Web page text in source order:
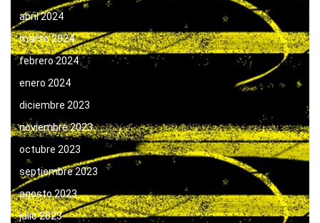
abril 2024
marzo 2024
febrero 2024
enero 2024
diciembre 2023
noviembre 2023
octubre 2023
septiembre 2023
agosto 2023
julio 2023